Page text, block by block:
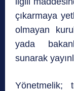
çıkarmaya
olmayan
yada
sunarak
Yönetmelik;